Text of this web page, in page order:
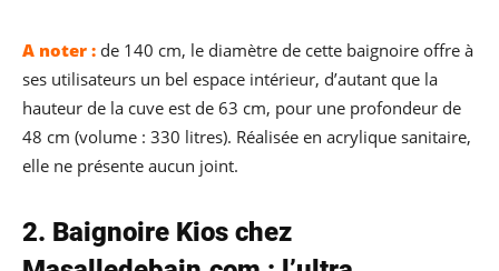
A noter : de 140 cm, le diamètre de cette baignoire offre à
ses utilisateurs un bel espace intérieur, d’autant que la
hauteur de la cuve est de 63 cm, pour une profondeur de
48 cm (volume : 330 litres). Réalisée en acrylique sanitaire,
elle ne présente aucun joint.
2. Baignoire Kios chez